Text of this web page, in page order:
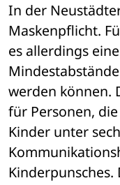
In der
Maskenpflicht.
es allerdings
werden können.
für Personen,
Kinder unter